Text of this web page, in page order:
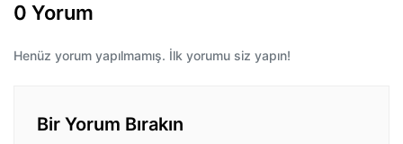
0 Yorum
Henüz yorum yapılmamış. İlk yorumu siz yapın!
Bir Yorum Bırakın